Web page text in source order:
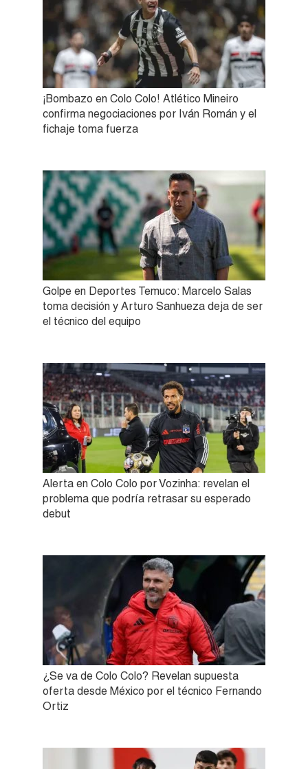
¡Bombazo en Colo Colo! Atlético Mineiro
confirma negociaciones por Iván Román y el
fichaje toma fuerza
Golpe en Deportes Temuco: Marcelo Salas
toma decisión y Arturo Sanhueza deja de ser
el técnico del equipo
Alerta en Colo Colo por Vozinha: revelan el
problema que podría retrasar su esperado
debut
¿Se va de Colo Colo? Revelan supuesta
oferta desde México por el técnico Fernando
Ortiz